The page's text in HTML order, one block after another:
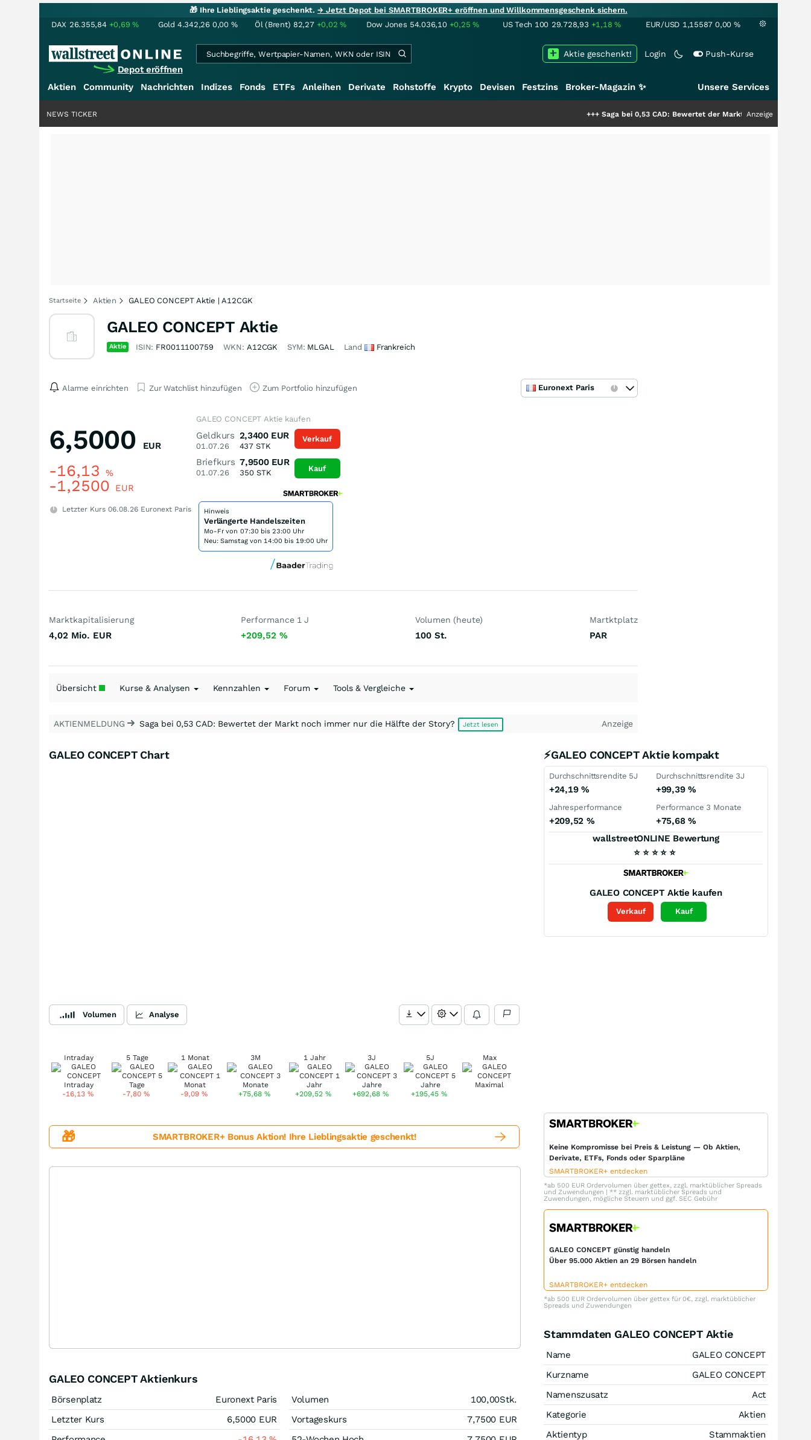
🎁 Ihre Lieblingsaktie geschenkt.→ Jetzt Depot bei SMARTBROKER+ eröffnen und Willkommensgeschenk sichern.
DAX 26.355,84 +0,69% Gold 4.342,26 0,00 % Öl (Brent) 82,27 +0,02% Dow Jones 54.036,10 +0,25% US Tech 100 29.728,93 +1,18% EUR/USD 1,15587 0,00 %
Depot eröffnen
Login Push-Kurse
Aktie geschenkt!
Aktien Community Nachrichten Indizes Fonds ETFs Anleihen Derivate Rohstoffe Krypto Devisen Festzins Broker-Magazin ✨ Unsere Services
Saga bei 0,53 CAD: Bewertet der Markt noch immer nur die Hälfte
Anzeige
NEWS TICKER
Startseite Aktien GALEO CONCEPT Aktie | A12CGK
GALEO CONCEPT Aktie
Aktie ISIN: FR0011100759 WKN: A12CGK SYM: MLGAL Land Frankreich
Alarme einrichten Zur Watchlist hinzufügen Zum Portfolio hinzufügen Euronext Paris
6,5000 EUR
-16,13 %
-1,2500 EUR
Letzter Kurs 06.08.26 Euronext Paris
GALEO CONCEPT Aktie kaufen
Geldkurs
01.07.26
2,3400 EUR
437 STK
Briefkurs
01.07.26
7,9500 EUR
350STK
Verkauf
Kauf
Hinweis
Verlängerte Handelszeiten
Mo-Fr von 07:30 bis 23:00 Uhr
Neu: Samstag von 14:00 bis 19:00 Uhr
Marktkapitalisierung
4,02 Mio. EUR
Performance 1 J
+209,52 %
Volumen (heute)
100 St.
Martktplatz
PAR
Übersicht Kurse & Analysen Kennzahlen Forum Tools & Vergleiche
AKTIENMELDUNG Saga bei 0,53 CAD: Bewertet der Markt noch immer nur die Hälfte der Story? Jetzt lesen Anzeige
GALEO CONCEPT Chart
Volumen Analyse
Intraday
-16,13 %
5 Tage
-7,80 %
1 Monat
-9,09 %
3M
+75,68%
1 Jahr
+209,52%
3J
+692,68%
5J
+195,45%
Max
⚡GALEO CONCEPT Aktie kompakt
Durchschnittsrendite 5J
+24,19 %
Durchschnittsrendite 3J
+99,39 %
Jahresperformance
+209,52 %
Performance 3 Monate
+75,68 %
wallstreetONLINE Bewertung
⭐ ⭐ ⭐ ⭐ ⭐
GALEO CONCEPT Aktie kaufen
Verkauf Kauf
🎁 SMARTBROKER+ Bonus Aktion! Ihre Lieblingsaktie geschenkt!
GALEO CONCEPT Aktienkurs
Börsenplatz
Euronext Paris
Letzter Kurs
6,5000 EUR
Volumen 100,00Stk.
Vortageskurs
7,7500 EUR
Keine Kompromisse bei Preis & Leistung — Ob Aktien,
Derivate, ETFs, Fonds oder Sparpläne
SMARTBROKER+ entdecken
*ab 500 EUR Ordervolumen über gettex, zzgl. marktüblicher Spreads
und Zuwendungen | ** zzgl. marktüblicher Spreads und
Zuwendungen, mögliche Steuern und ggf. SEC Gebühr
GALEO CONCEPT günstig handeln
Über 95.000 Aktien an 29 Börsen handeln
SMARTBROKER+ entdecken
*ab 500 EUR Ordervolumen über gettex für 0€, zzgl. marktüblicher
Spreads und Zuwendungen
Stammdaten GALEO CONCEPT Aktie
Name
GALEO CONCEPT
Kurzname
GALEO CONCEPT
Namenszusatz
Act
Kategorie
Aktien
Aktientyp
Stammaktien